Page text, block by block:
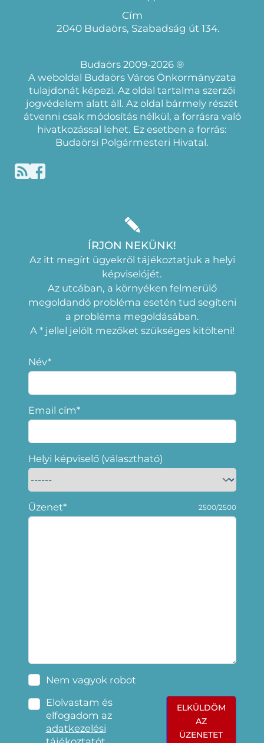
Cím
2040 Budaörs, Szabadság út 134.
Budaörs 2009-2026 ®
A weboldal Budaörs Város Önkormányzata
tulajdonát képezi. Az oldal tartalma szerzői
jogvédelem alatt áll. Az oldal bármely részét
átvenni csak módosítás nélkül, a forrásra való
hivatkozással lehet. Ez esetben a forrás:
Budaörsi Polgármesteri Hivatal.
ÍRJON NEKÜNK!
Az itt megírt ügyekről tájékoztatjuk a helyi
képviselójét.
Az utcában, a környéken felmerülő
megoldandó probléma esetén tud segíteni
a probléma megoldásában.
A * jellel jelölt mezőket szükséges kitölteni!
Név*
Email cím*
Helyi képviselő (választható)
Üzenet* 2500/2500
Nem vagyok robot
Elolvastam és
elfogadom az
adatkezelési
ELKÜLDÖM
AZ
ÜZENETET